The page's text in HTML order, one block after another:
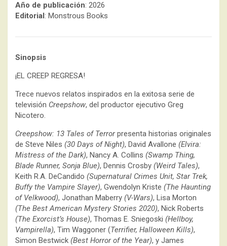
Año de publicación: 2026
Editorial: Monstrous Books
Sinopsis
¡EL CREEP REGRESA!
Trece nuevos relatos inspirados en la exitosa serie de
televisión Creepshow, del productor ejecutivo Greg
Nicotero.
Creepshow: 13 Tales of Terrorpresenta historias originales
de Steve Niles (30 Days of Night), David Avallone (Elvira:
Mistress of the Dark), Nancy A. Collins (Swamp Thing,
Blade Runner, Sonja Blue), Dennis Crosby (Weird Tales),
Keith R.A. DeCandido (Supernatural Crimes Unit, Star Trek,
Buffy the Vampire Slayer), Gwendolyn Kriste (The Haunting
of Velkwood), Jonathan Maberry (V-Wars), Lisa Morton
(The Best American Mystery Stories 2020), Nick Roberts
(The Exorcist’s House), Thomas E. Sniegoski (Hellboy,
Vampirella), Tim Waggoner (Terrifier, Halloween Kills),
Simon Bestwick (Best Horror of the Year), y James